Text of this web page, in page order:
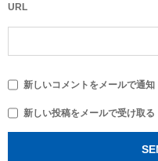
URL
新しいコメントをメールで通知
新しい投稿をメールで受け取る